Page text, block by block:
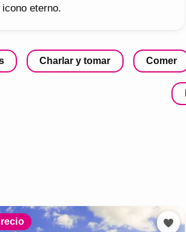
eterno.
Charlar y tomar Comer